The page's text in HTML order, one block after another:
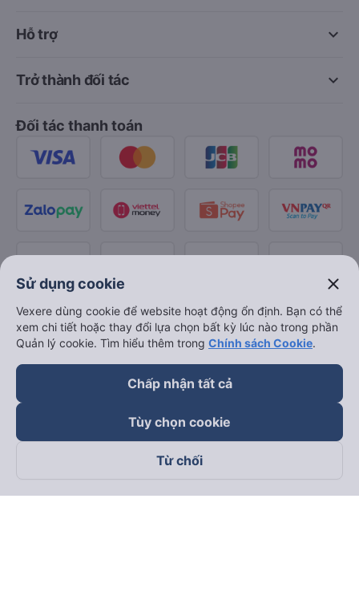
keyboard_arrow_down
Hỗ trợ
keyboard_arrow_down
Trở thành đối tác
Đối tác thanh toán
Theo dõi chúng tôi trên
Sử dụng cookie close
Vexere dùng cookie để website hoạt động ổn định. Bạn có thể
xem chi tiết hoặc thay đổi lựa chọn bất kỳ lúc nào trong phần
Quản lý cookie. Tìm hiểu thêm trong Chính sách Cookie.
Chấp nhận tất cả
Tùy chọn cookie
Từ chối